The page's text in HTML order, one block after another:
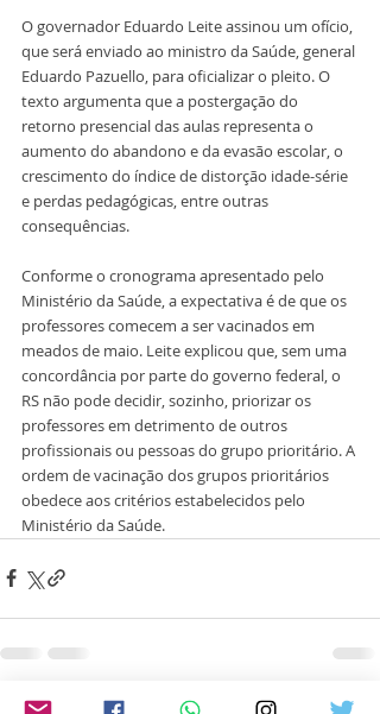
O governador Eduardo Leite assinou um ofício,
que será enviado ao ministro da Saúde, general
Eduardo Pazuello, para oficializar o pleito. O
texto argumenta que a postergação do
retorno presencial das aulas representa o
aumento do abandono e da evasão escolar, o
crescimento do índice de distorção idade-série
e perdas pedagógicas, entre outras
consequências.
Conforme o cronograma apresentado pelo
Ministério da Saúde, a expectativa é de que os
professores comecem a ser vacinados em
meados de maio. Leite explicou que, sem uma
concordância por parte do governo federal, o
RS não pode decidir, sozinho, priorizar os
professores em detrimento de outros
profissionais ou pessoas do grupo prioritário. A
ordem de vacinação dos grupos prioritários
obedece aos critérios estabelecidos pelo
Ministério da Saúde.